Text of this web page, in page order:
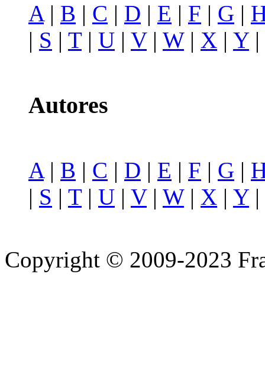
A| B | C | D | E | F | G |
| S | T| U | V| W| X | Y|
Autores
A | B | C | D | E | F | G |
| S | T| U | V| W| X | Y|
Copyright © 2009-2023